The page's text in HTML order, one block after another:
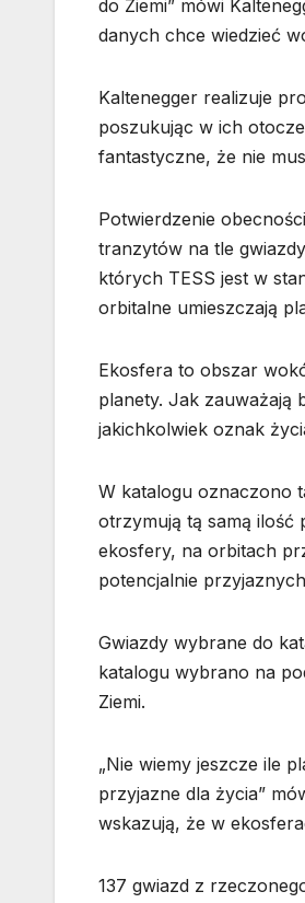
do Ziemi” mówi
danych chce wiedzieć
Kaltenegger realizuje
poszukując w ich
fantastyczne, że nie
Potwierdzenie
tranzytów na tle
których TESS jest w
orbitalne umieszczają
Ekosfera to obszar
planety. Jak zauważają
jakichkolwiek oznak
W katalogu oznaczono
otrzymują tą samą ilość
ekosfery, na orbitach
potencjalnie
Gwiazdy wybrane do
katalogu wybrano na
Ziemi.
„Nie wiemy jeszcze ile
przyjazne dla życia”
wskazują, że w
137 gwiazd z